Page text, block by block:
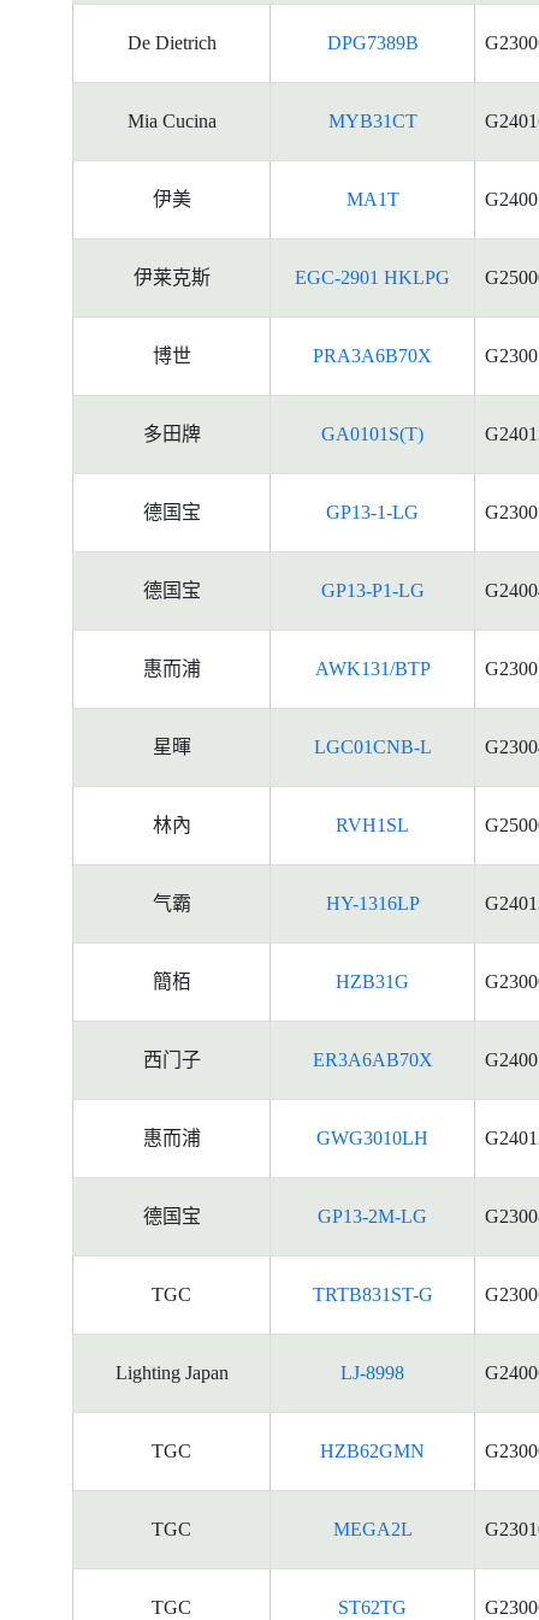
De Dietrich DPG7389B
Mia Cucina MYB31CT
伊美 MA1T
伊莱克斯 EGC-2901 HKLPG
博世 PRA3A6B70X
多田牌 GA0101S(T)
德国宝 GP13-1-LG
德国宝 GP13-P1-LG
惠而浦 AWK131/BTP
星暉 LGC01CNB-L
林內 RVH1SL
气霸 HY-1316LP
簡栢 HZB31G
西门子 ER3A6AB70X
惠而浦 GWG3010LH
德国宝 GP13-2M-LG
TGC TRTB831ST-G
Lighting Japan LJ-8998
TGC HZB62GMN
TGC MEGA2L
TGC ST62TG